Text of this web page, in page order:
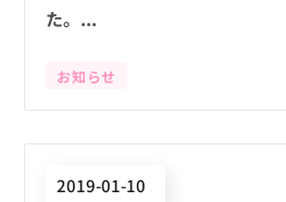
た。...
お知らせ
2019-01-10